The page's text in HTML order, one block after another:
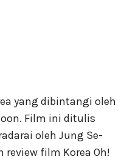
yang dibintangi oleh
Film ini ditulis
oleh Jung Se-
review film Korea Oh!